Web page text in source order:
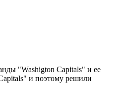
"Washigton Capitals" и ее
и поэтому решили